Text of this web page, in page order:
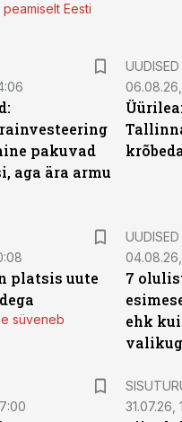
Eesti
pakuvad
aga ära armu
UUDISED
platsis uute
süveneb
UUDISED
7
ehk
31.07.26,